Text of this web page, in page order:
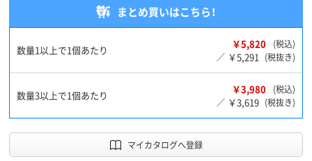
まとめ買いはこちら！
数量1以上で1個あたり ￥5,820
(税込)
／ ￥5,291 (税抜き)
数量3以上で1個あたり ￥3,980
(税込)
／ ￥3,619 (税抜き)
マイカタログへ登録